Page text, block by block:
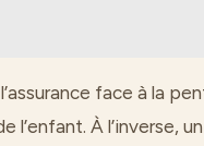
face à la
À l’inverse,